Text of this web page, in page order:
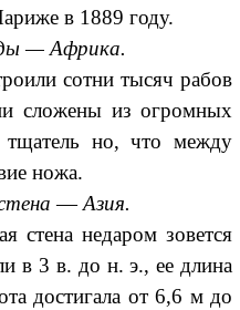
в 1889 году.
— Африка.
сотни тысяч рабов
сложены из огромных
тщатель но, что между
ножа.
—Азия.
стена недаром зовется
в 3 в. до н. э., ее длина
достигала от 6,6 м до